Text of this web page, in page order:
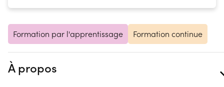
Formation par l'apprentissage Formation continue
À propos